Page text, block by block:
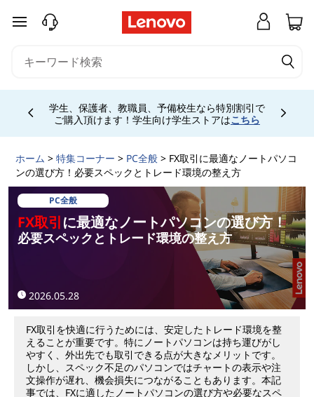
に
最
適
な
ー
メインコンテンツにスキップする
お電話購入相談窓口 ☎ 法人:0120-148-333 法人
専用ストア会員登録 (無料) 詳細はこちら
専用会
場はこちら
Currently displaying item 5 of
ホーム > 特集コーナー > PC全般 > FX取引に最適なノートパソコ
ンの選び方！必要スペックとトレード環境の整え方
PC全般
FX取引に最適なノートパソコンの選び方！
必要スペックとトレード環境の整え方
2026.05.28
FX取引を快適に行うためには、安定したトレード環境を整
えることが重要です。特にノートパソコンは持ち運びがし
やすく、外出先でも取引できる点が大きなメリットです。
しかし、スペック不足のパソコンではチャートの表示や注
文操作が遅れ、機会損失につながることもあります。本記
事では、FXに適したノートパソコンの選び方や必要なスペ